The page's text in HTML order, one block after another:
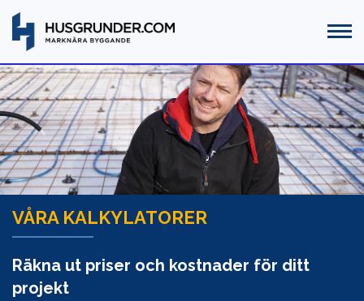
VÅRA KALKYLATORER
Räkna ut priser och kostnader för ditt
projekt